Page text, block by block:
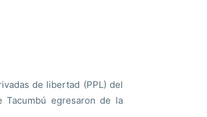
de libertad (PPL) del
Tacumbú egresaron de la